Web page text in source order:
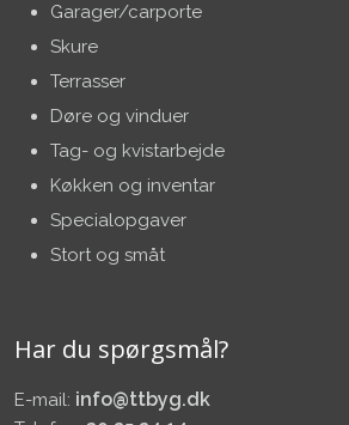
Garager/carporte
Skure
Terrasser​
Døre og vinduer
Tag- og kvistarbejde
Køkken og inventar
Specialopgaver
Stort og småt​
Har du spørgsmål?
E-mail: info@ttbyg.dk